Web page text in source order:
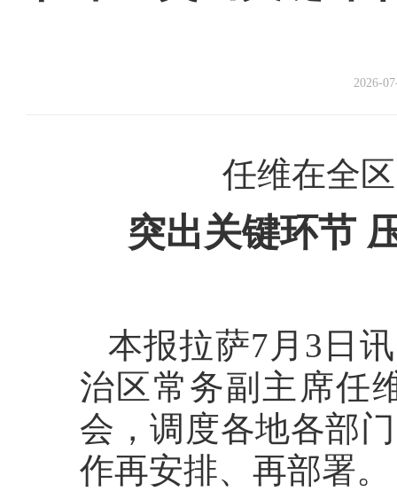
2026-
任维在全
突出关键环节
本报拉萨7月3日
治区常务副主席任
会，调度各地各部
作再安排、再部署。